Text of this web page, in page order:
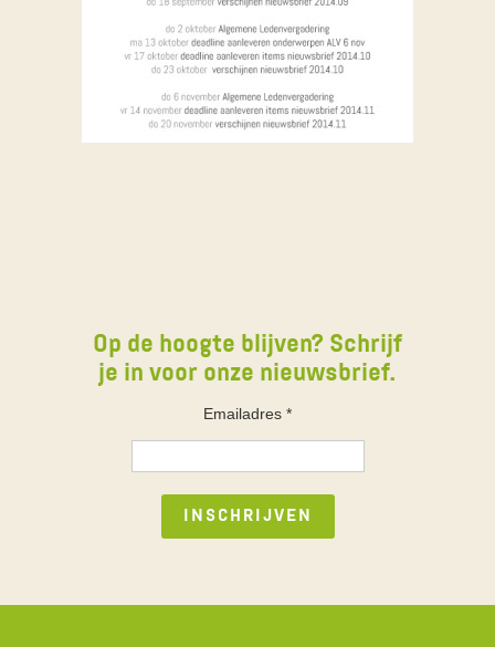
Op de hoogte blijven? Schrijf
je in voor onze nieuwsbrief.
Emailadres *